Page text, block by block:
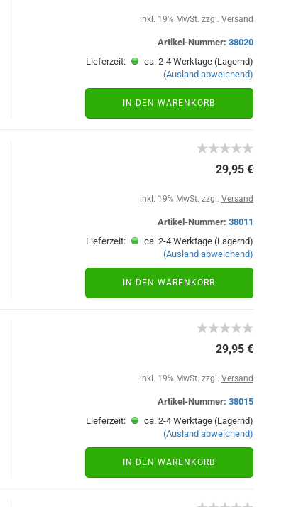
inkl. 19% MwSt. zzgl. Versand
Artikel-Nummer: 38020
Lieferzeit:
ca. 2-4 Werktage (Lagernd)
(Ausland abweichend)
IN DEN WARENKORB
29,95 €
inkl. 19% MwSt. zzgl. Versand
Artikel-Nummer: 38011
Lieferzeit:
ca. 2-4 Werktage (Lagernd)
(Ausland abweichend)
IN DEN WARENKORB
29,95 €
inkl. 19% MwSt. zzgl. Versand
Artikel-Nummer: 38015
Lieferzeit:
ca. 2-4 Werktage (Lagernd)
(Ausland abweichend)
IN DEN WARENKORB